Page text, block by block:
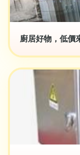
廚居好物，低價